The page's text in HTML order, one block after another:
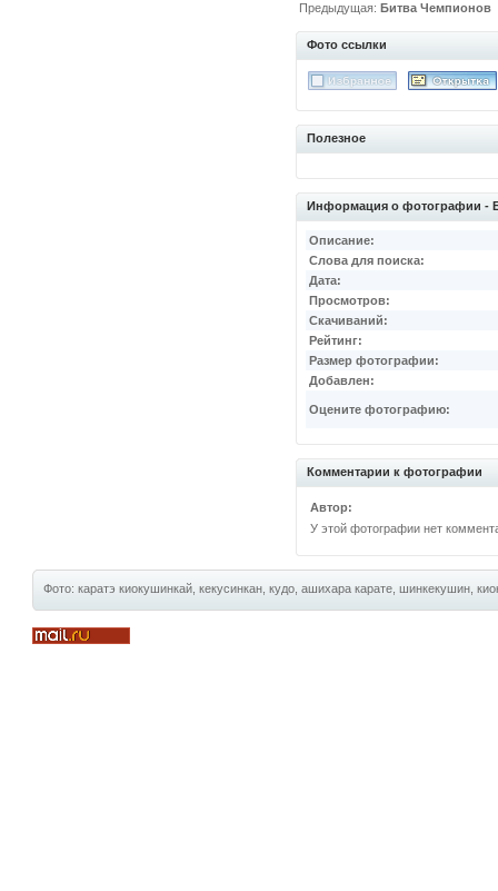
Предыдущая:Битва Чемпионов
Фото ссылки
Полезное
Информация о фотографии -
Описание:
Слова для поиска:
Дата:
Просмотров:
Скачиваний:
Рейтинг:
Размер фотографии:
Добавлен:
Оцените фотографию:
Комментарии к фотографии
Автор:
У этой фотографии нет
Фото: каратэ киокушинкай, кекусинкан, кудо, ашихара карате, шинкекушин,